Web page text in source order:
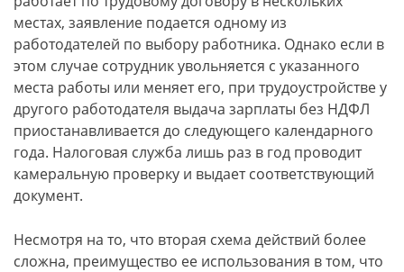
местах, заявление подается одному из
работодателей по выбору работника. Однако если в
этом случае сотрудник увольняется с указанного
места работы или меняет его, при трудоустройстве у
другого работодателя выдача зарплаты без НДФЛ
приостанавливается до следующего календарного
года. Налоговая служба лишь раз в год проводит
камеральную проверку и выдает соответствующий
документ.
Несмотря на то, что вторая схема действий более
сложна, преимущество ее использования в том, что